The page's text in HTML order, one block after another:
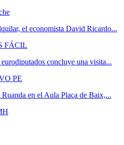
el economista David Ricardo...
FÁCIL
concluye una visita...
PE
en el Aula Plaça de Baix,...